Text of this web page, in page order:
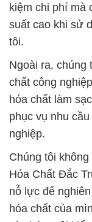
kiệm chi phí mà
suất cao khi sử
tôi.
Ngoài ra, chúng
chất công
hóa chất làm
phục vụ nhu
nghiệp.
Chúng tôi
Hóa Chất Đắc
nỗ lực để
hóa chất của